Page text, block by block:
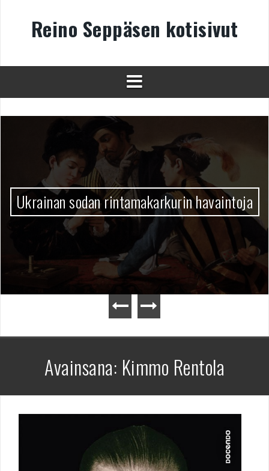
Reino Seppäsen kotisivut
Ukrainan sodan rintamakarkurin havaintoja
Avainsana: Kimmo Rentola